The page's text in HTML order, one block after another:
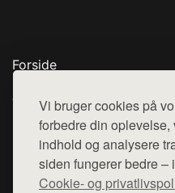
Vi bruger cookies på
forbedre din
indhold og analysere
siden fungerer bedre
Cookie- og
Forside
Top Rabatter
Blog
Kontakt